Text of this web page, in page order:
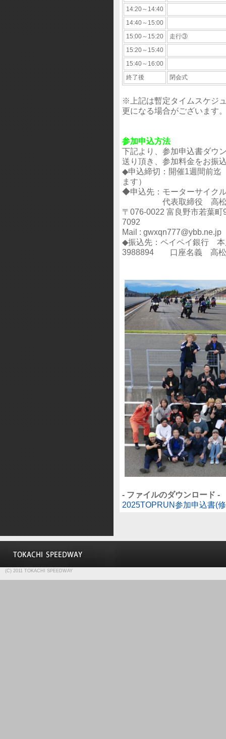
14:20～14:40
14:40～15:00
15:00～15:20
走行③
15:20～15:40
15:40～16:00
終了後
閉会式
※上記は暫定タイムスケジ
更になる場合がございます
参加申込方法
下記より、参加申込書ダウ
送り頂き、参加料金をお振
◆申込締切：開催1週間前迄
ます）
◆申込先：モーターサイク
代表取締役 高
〒076-0022 富良野市若
7092
Mail : gwxqn777@ybb.ne.jp
◆振込先：ペイペイ銀行
3988894 口座名義 高松
- ファイルのダウンロード -
2025TOPRUN参加申込書(
(C) 2011 TOKACHI SPEEDWAY